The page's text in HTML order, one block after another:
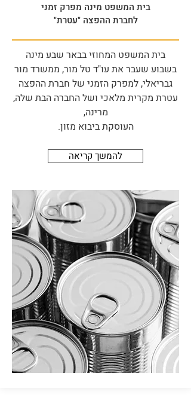
בית המשפט מינה מפרק זמני
לחברת ההפצה "עטרת"
בית המשפט המחוזי בבאר שבע מינה
בשבוע שעבר את עו"ד טל מור, ממשרד מור
גבריאלי, למפרק הזמני של חברת ההפצה
עטרת מקרית מלאכי ושל החברה הבת שלה,
מרינה,
העוסקת ביבוא מזון.
להמשך קריאה